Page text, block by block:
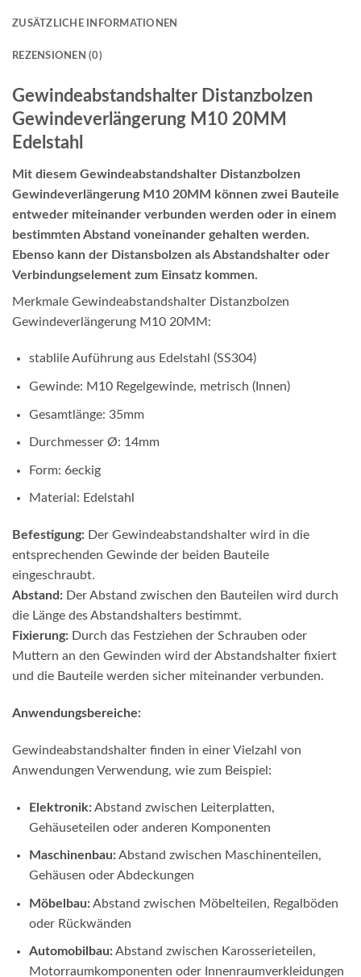
ZUSÄTZLICHE INFORMATIONEN
REZENSIONEN (0)
Gewindeabstandshalter Distanzbolzen
Gewindeverlängerung M10 20MM
Edelstahl
Mit diesem Gewindeabstandshalter Distanzbolzen
Gewindeverlängerung M10 20MM können zwei Bauteile
entweder miteinander verbunden werden oder in einem
bestimmten Abstand voneinander gehalten werden.
Ebenso kann der Distansbolzen als Abstandshalter oder
Verbindungselement zum Einsatz kommen.
Merkmale Gewindeabstandshalter Distanzbolzen
Gewindeverlängerung M10 20MM:
stablile Auführung aus Edelstahl (SS304)
Gewinde: M10 Regelgewinde, metrisch (Innen)
Gesamtlänge: 35mm
Durchmesser Ø: 14mm
Form: 6eckig
Material: Edelstahl
Befestigung: Der Gewindeabstandshalter wird in die
entsprechenden Gewinde der beiden Bauteile
eingeschraubt.
Abstand: Der Abstand zwischen den Bauteilen wird durch
die Länge des Abstandshalters bestimmt.
Fixierung: Durch das Festziehen der Schrauben oder
Muttern an den Gewinden wird der Abstandshalter fixiert
und die Bauteile werden sicher miteinander verbunden.
Anwendungsbereiche:
Gewindeabstandshalter finden in einer Vielzahl von
Anwendungen Verwendung, wie zum Beispiel:
Elektronik:Abstand zwischen Leiterplatten,
Gehäuseteilen oder anderen Komponenten
Maschinenbau:Abstand zwischen Maschinenteilen,
Gehäusen oder Abdeckungen
Möbelbau:Abstand zwischen Möbelteilen, Regalböden
oder Rückwänden
Automobilbau:Abstand zwischen Karosserieteilen,
Motorraumkomponenten oder Innenraumverkleidungen